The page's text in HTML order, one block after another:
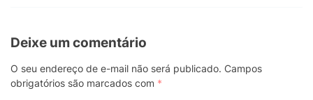
Deixe um comentário
O seu endereço de e-mail não será publicado. Campos
obrigatórios são marcados com *